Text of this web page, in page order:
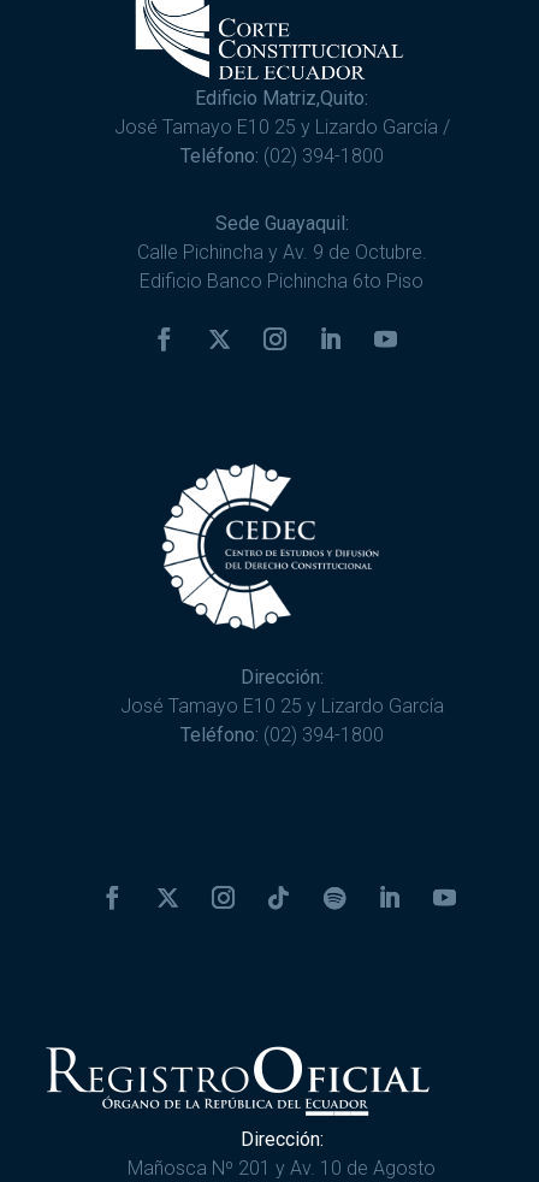
Edificio Matriz,Quito:
José Tamayo E10 25 y Lizardo García /
Teléfono: (02) 394-1800
Sede Guayaquil:
Calle Pichincha y Av. 9 de Octubre.
Edificio Banco Pichincha 6to Piso
Dirección:
José Tamayo E10 25 y Lizardo García
Teléfono: (02) 394-1800
Dirección:
Mañosca Nº 201 y Av. 10 de Agosto